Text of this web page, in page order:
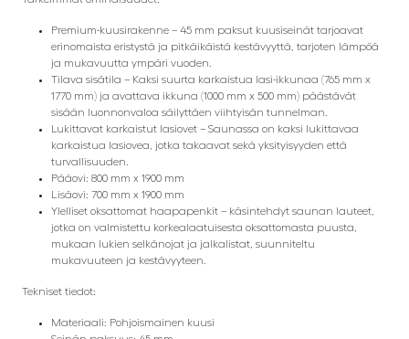
Premium-kuusirakenne – 45 mm paksut kuusiseinät tarjoavat
erinomaista eristystä ja pitkäikäistä kestävyyttä, tarjoten lämpöä
ja mukavuutta ympäri vuoden.
Tilava sisätila – Kaksi suurta karkaistua lasi-ikkunaa (765 mm x
1770 mm) ja avattava ikkuna (1000 mm x 500 mm) päästävät
sisään luonnonvaloa säilyttäen viihtyisän tunnelman.
Lukittavat karkaistut lasiovet – Saunassa on kaksi lukittavaa
karkaistua lasiovea, jotka takaavat sekä yksityisyyden että
turvallisuuden.
Pääovi: 800 mm x 1900 mm
Lisäovi: 700 mm x 1900 mm
Ylelliset oksattomat haapapenkit – käsintehdyt saunan lauteet,
jotka on valmistettu korkealaatuisesta oksattomasta puusta,
mukaan lukien selkänojat ja jalkalistat, suunniteltu
mukavuuteen ja kestävyyteen.
Tekniset tiedot:
Materiaali: Pohjoismainen kuusi